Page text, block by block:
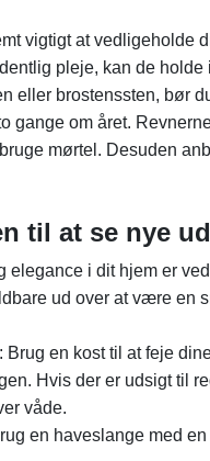
vigtigt at vedligeholde
pleje, kan de holde
eller brostenssten, bør
gange om året.
mørtel. Desuden
til at se nye ud
elegance i dit hjem er
ud over at være en
en kost til at feje
Hvis der er udsigt til
våde.
en haveslange med